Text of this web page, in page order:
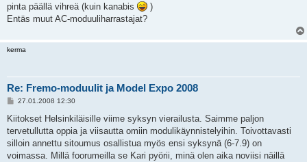
pinta päällä vihreä (kuin kanabis
)
Entäs muut AC-moduuliharrastajat?
kerma
Re: Fremo-moduulit ja Model Expo 2008
V
e
t
i
27.01.2008 12:30
Kiitokset Helsinkiläisille viime syksyn vierailusta. Saimme paljon
tervetullutta oppia ja viisautta omiin modulikäynnistelyihin. Toivottavasti
silloin annettu sitoumus osallistua myös ensi syksynä (6-7.9) on
voimassa. Millä foorumeilla se Kari pyörii, minä olen aika noviisi näillä